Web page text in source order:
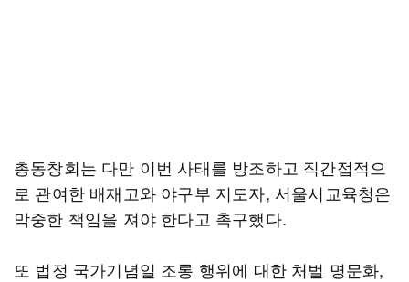
총동창회는 다만 이번 사태를 방조하고 직간접적으
로 관여한 배재고와 야구부 지도자, 서울시교육청은
막중한 책임을 져야 한다고 촉구했다.
또 법정 국가기념일 조롱 행위에 대한 처벌 명문화,